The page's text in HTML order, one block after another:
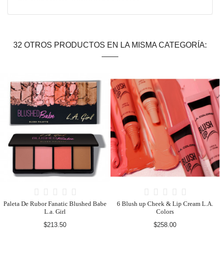
32 OTROS PRODUCTOS EN LA MISMA CATEGORÍA:
6 Blush up Cheek & Lip Cream L.A.
Colors
$258.00
Agotado
12 Rubores Italia Deluxe
$396.00